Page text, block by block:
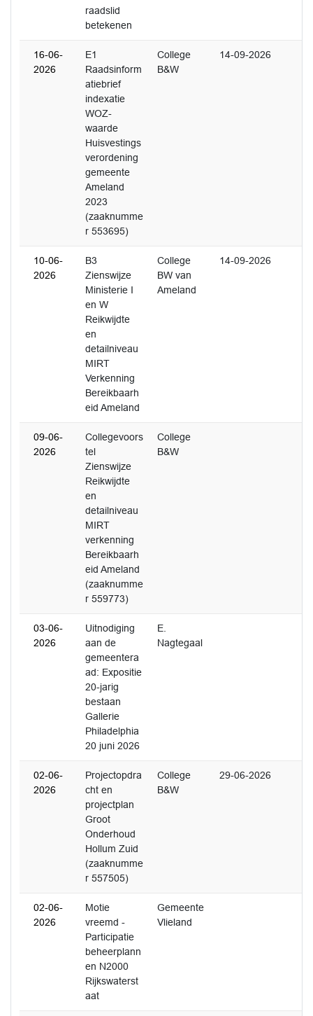
raadslid
betekenen
16-06-
2026
E1
Raadsinform
atiebrief
indexatie
WOZ-
waarde
Huisvestings
verordening
gemeente
Ameland
2023
(zaaknumme
r 553695)
College
B&W
14-09-2026
10-06-
2026
B3
Zienswijze
Ministerie I
en W
Reikwijdte
en
detailniveau
MIRT
Verkenning
Bereikbaarh
eid Ameland
College
BW van
Ameland
14-09-2026
09-06-
2026
Collegevoors
tel
Zienswijze
Reikwijdte
en
detailniveau
MIRT
verkenning
Bereikbaarh
eid Ameland
(zaaknumme
r 559773)
College
B&W
03-06-
2026
Uitnodiging
aan de
gemeentera
ad: Expositie
20-jarig
bestaan
Gallerie
Philadelphia
20 juni 2026
E.
Nagtegaal
02-06-
2026
Projectopdra
cht en
projectplan
Groot
Onderhoud
Hollum Zuid
(zaaknumme
r 557505)
College
B&W
29-06-2026
02-06-
2026
Motie
vreemd -
Participatie
beheerplann
en N2000
Rijkswaterst
aat
Gemeente
Vlieland